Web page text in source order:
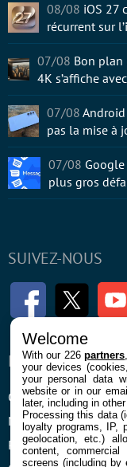
SUIVEZ-NOUS
FacebookTwitter
ENTREPRISE
Confidentialité et
Mentions légales et
Préférences Cookies
08/08 iOS 27
récurrent sur
07/08 Bon plan
4K s’affiche
07/08
pas la mise à
07/08 Google
plus gros
Welcome
With our 226partners
your devices
your personal data
website or in our
later, including in other
Processing this data
loyalty programs, IP,
geolocation, etc.)
content,
screens (including by